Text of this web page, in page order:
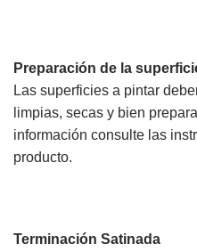
Preparación de la
Las superficies a pintar
limpias, secas y bien
información consulte las
producto.
Terminación Satinada